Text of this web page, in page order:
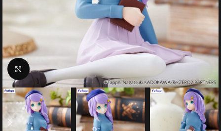
Click to enlarge